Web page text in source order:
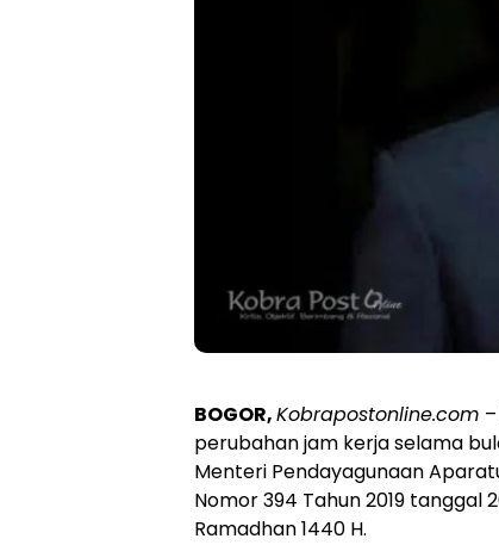
BOGOR,Kobrapostonline.com
perubahan jam kerja selama
Menteri Pendayagunaan
Nomor 394 Tahun 2019 tanggal
Ramadhan 1440 H.